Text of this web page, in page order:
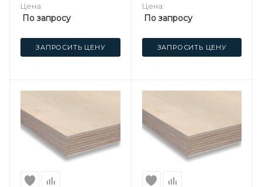
Цена:
По запросу
ЗАПРОСИТЬ ЦЕНУ
Цена:
По запросу
ЗАПРОСИТЬ ЦЕНУ